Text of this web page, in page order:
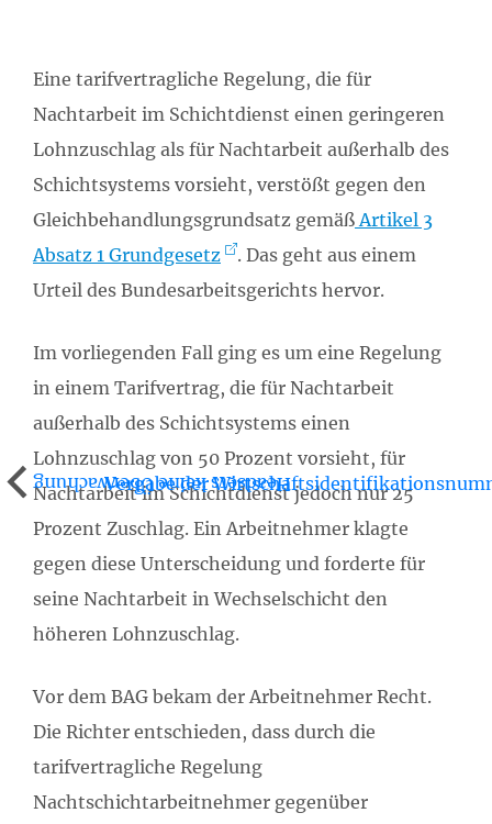
Eine tarifvertragliche Regelung, die für
Nachtarbeit im Schichtdienst einen geringeren
Lohnzuschlag als für Nachtarbeit außerhalb des
Schichtsystems vorsieht, verstößt gegen den
Gleichbehandlungsgrundsatz gemäßArtikel 3
Absatz 1 Grundgesetz
. Das geht aus einem
Urteil des Bundesarbeitsgerichts hervor.
Im vorliegenden Fall ging es um eine Regelung
in einem Tarifvertrag, die für Nachtarbeit
außerhalb des Schichtsystems einen
Lohnzuschlag von 50 Prozent vorsieht, für
Nachtarbeit im Schichtdienst jedoch nur 25
Prozent Zuschlag. Ein Arbeitnehmer klagte
gegen diese Unterscheidung und forderte für
seine Nachtarbeit in Wechselschicht den
höheren Lohnzuschlag.
Vor dem BAG bekam der Arbeitnehmer Recht.
Die Richter entschieden, dass durch die
tarifvertragliche Regelung
Nachtschichtarbeitnehmer gegenüber
Headsets keine Überwachung
Vergabe der